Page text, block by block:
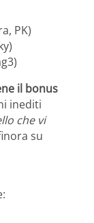
PK)
il bonus
inediti
che vi
su